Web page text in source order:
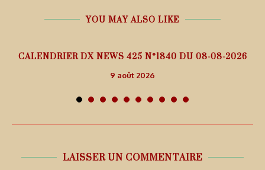
YOU MAY ALSO LIKE
CALENDRIER DX NEWS 425 N°1840 DU 08-08-2026
9 août 2026
LAISSER UN COMMENTAIRE